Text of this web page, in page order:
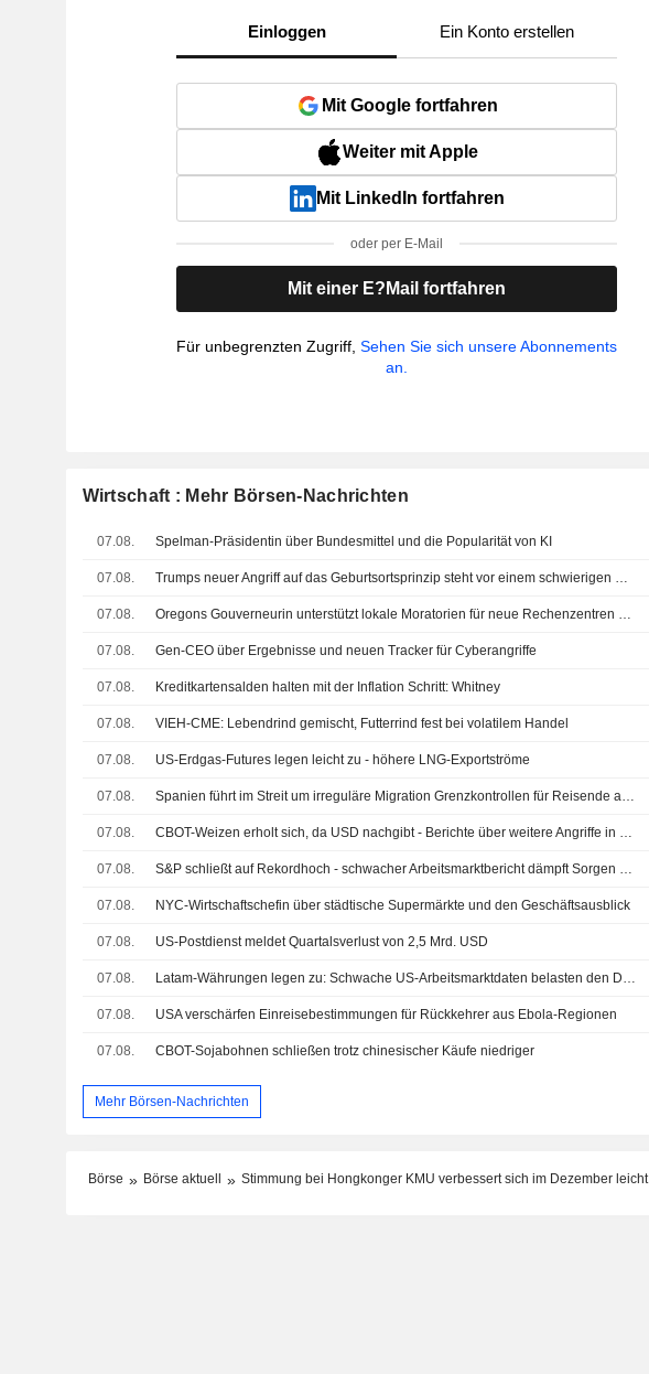
Einloggen Ein Konto erstellen
Mit Google fortfahren
Weiter mit Apple
Mit LinkedIn fortfahren
oder per E-Mail
Mit einer E?Mail fortfahren
Für unbegrenzten Zugriff,Sehen Sie sich unsere Abonnements
an.
Wirtschaft : Mehr Börsen-Nachrichten
07.08. Spelman-Präsidentin über Bundesmittel und die Popularität von KI
07.08. Trumps neuer Angriff auf das Geburtsortsprinzip steht vor einem schwierigen Rechtsstreit
07.08. Oregons Gouverneurin unterstützt lokale Moratorien für neue Rechenzentren bis zum Abschluss der Politikprüfung
07.08. Gen-CEO über Ergebnisse und neuen Tracker für Cyberangriffe
07.08. Kreditkartensalden halten mit der Inflation Schritt: Whitney
07.08. VIEH-CME: Lebendrind gemischt, Futterrind fest bei volatilem Handel
07.08. US-Erdgas-Futures legen leicht zu - höhere LNG-Exportströme
07.08. Spanien führt im Streit um irreguläre Migration Grenzkontrollen für Reisende aus Italien ein
07.08. CBOT-Weizen erholt sich, da USD nachgibt - Berichte über weitere Angriffe in der Schwarzmeerzone
07.08. S&P schließt auf Rekordhoch - schwacher Arbeitsmarktbericht dämpft Sorgen vor Zinserhöhung
07.08. NYC-Wirtschaftschefin über städtische Supermärkte und den Geschäftsausblick
07.08. US-Postdienst meldet Quartalsverlust von 2,5 Mrd. USD
07.08. Latam-Währungen legen zu: Schwache US-Arbeitsmarktdaten belasten den Dollar, Aktien uneinheitlich
07.08. USA verschärfen Einreisebestimmungen für Rückkehrer aus Ebola-Regionen
07.08. CBOT-Sojabohnen schließen trotz chinesischer Käufe niedriger
Mehr Börsen-Nachrichten
Börse Börse aktuell Stimmung bei Hongkonger KMU verbessert sich im Dezember leicht